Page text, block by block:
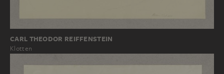
CARL THEODOR REIFFENSTEIN
Klotten